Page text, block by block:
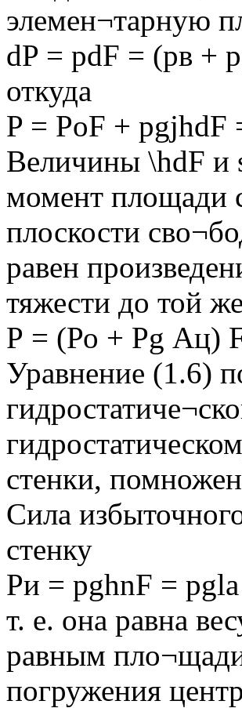
элемен¬тарную
dP = pdF = (рв +
откуда
P = PoF + pgjhdF
Величины \hdF и
момент площади
плоскости
равен
тяжести до той
Р = (Ро + Pg Ац)
Уравнение (1.6)
стенки,
Сила
стенку
Ри = pghnF =
т. е. она равна
равным
погружения